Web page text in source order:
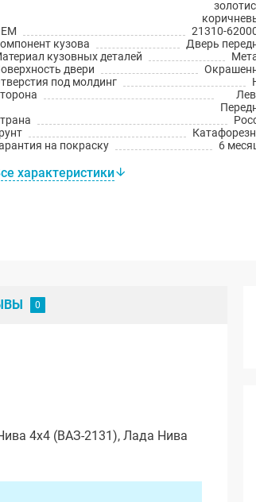
21310-
кузова
Дверь
кузовных деталей
двери
под молдинг
на покраску
6
характеристики
4х4 (ВАЗ-2131), Лада Нива